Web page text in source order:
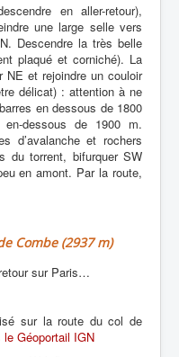
en aller-retour),
une large selle vers
Descendre la très belle
plaqué et corniché). La
NE et rejoindre un couloir
délicat) : attention à ne
en dessous de 1800
dessous de 1900 m.
d’avalanche et rochers
du torrent, bifurquer SW
en amont. Par la route,
Combe (2937 m)
sur Paris…
sur la route du col de
le Géoportail IGN